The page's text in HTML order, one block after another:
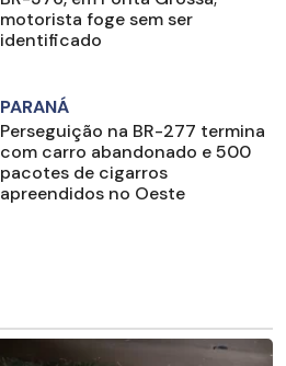
motorista foge sem ser
identificado
PARANÁ
Perseguição na BR-277 termina
com carro abandonado e 500
pacotes de cigarros
apreendidos no Oeste